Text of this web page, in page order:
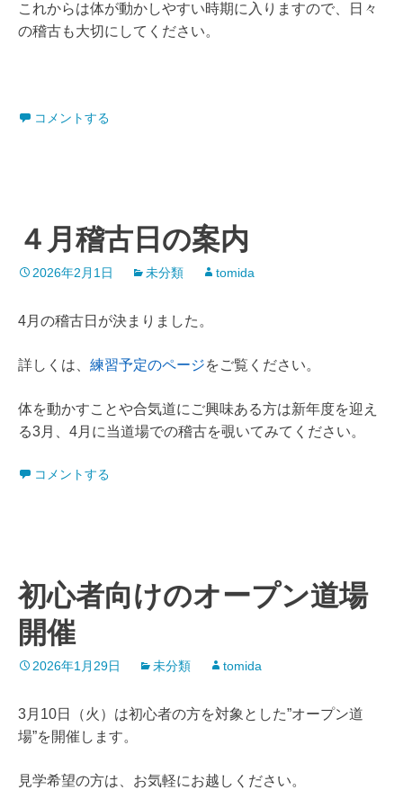
これからは体が動かしやすい時期に入りますので、日々
の稽古も大切にしてください。
コメントする
４月稽古日の案内
2026年2月1日 未分類 tomida
4月の稽古日が決まりました。
詳しくは、 練習予定のページをご覧ください。
体を動かすことや合気道にご興味ある方は新年度を迎え
る3月、4月に当道場での稽古を覗いてみてください。
コメントする
初心者向けのオープン道場
開催
2026年1月29日 未分類 tomida
3月10日（火）は初心者の方を対象とした”オープン道
場”を開催します。
見学希望の方は、お気軽にお越しください。